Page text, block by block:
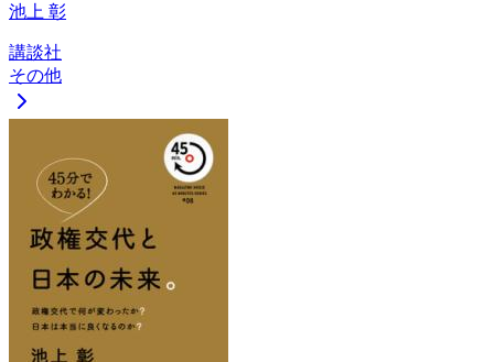
池上 彰
講談社
その他